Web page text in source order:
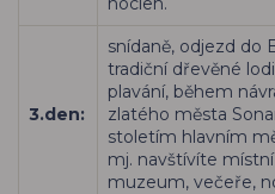
3.den:
snídaně, odjezd do
tradiční dřevěné
plavání, během
zlatého města
stoletím hlavním
mj. navštívíte
muzeum, večeře,